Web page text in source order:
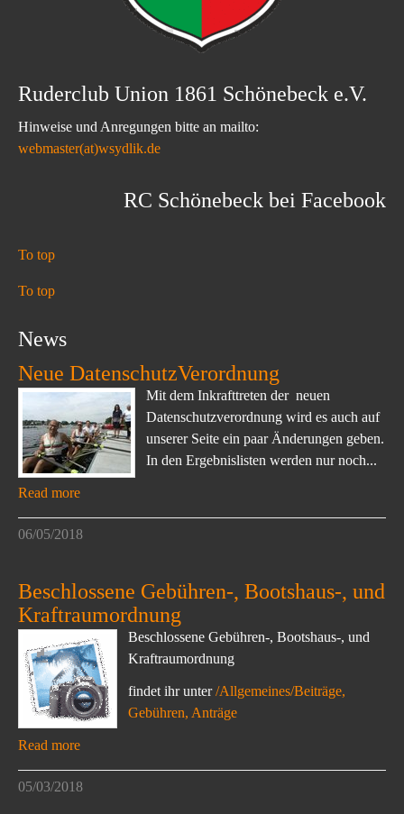
Ruderclub Union 1861 Schönebeck e.V.
Hinweise und Anregungen bitte an mailto:
webmaster(at)wsydlik.de
RC Schönebeck bei Facebook
To top
To top
News
Neue DatenschutzVerordnung
Mit dem Inkrafttreten der neuen
Datenschutzverordnung wird es auch auf
unserer Seite ein paar Änderungen geben.
In den Ergebnislisten werden nur noch...
Read more
06/05/2018
Beschlossene Gebühren-, Bootshaus-, und
Kraftraumordnung
Beschlossene Gebühren-, Bootshaus-, und
Kraftraumordnung
findet ihr unter/Allgemeines/Beiträge,
Gebühren, Anträge
Read more
05/03/2018